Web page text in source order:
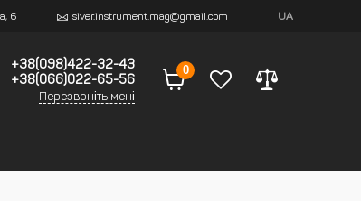
6 siver.instrument.mag@gmail.com UA
+38(098)422-32-43
+38(066)022-65-56
Перезвоніть мені
0